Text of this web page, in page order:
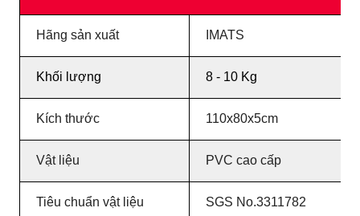
Hãng sản xuất IMATS
Khối lượng 8 - 10 Kg
Kích thước 110x80x5cm
Vật liệu PVC cao cấp
Tiêu chuẩn vật liệu SGS No.3311782